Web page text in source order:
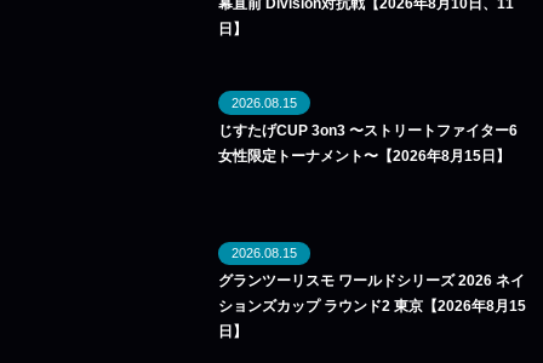
幕直前 Division対抗戦【2026年8月10日、11
日】
2026.08.15
じすたげCUP 3on3 〜ストリートファイター6
女性限定トーナメント〜【2026年8月15日】
2026.08.15
グランツーリスモ ワールドシリーズ 2026 ネイ
ションズカップ ラウンド2 東京【2026年8月15
日】